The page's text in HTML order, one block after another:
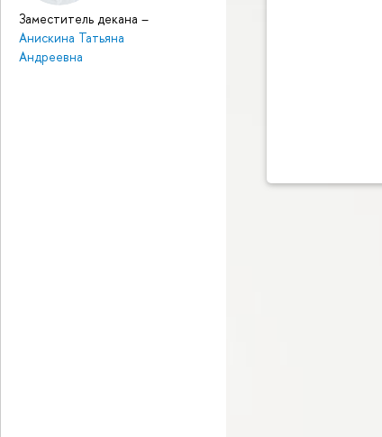
Заместитель декана –
Анискина Татьяна
Андреевна